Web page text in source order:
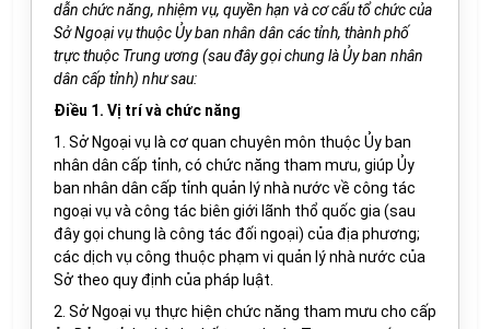
dẫn chức năng, nhiệm vụ, quyền hạn và cơ cấu tổ chức của
Sở Ngoại vụ thuộc Ủy ban nhân dân các tỉnh, thành phố
trực thuộc Trung ương (sau đây gọi chung là Ủy ban nhân
dân cấp tỉnh) như sau:
Điều 1. Vị trí và chức năng
1. Sở Ngoại vụ là cơ quan chuyên môn thuộc Ủy ban
nhân dân cấp tỉnh, có chức năng tham mưu, giúp Ủy
ban nhân dân cấp tỉnh quản lý nhà nước về công tác
ngoại vụ và công tác biên giới lãnh thổ quốc gia (sau
đây gọi chung là công tác đối ngoại) của địa phương;
các dịch vụ công thuộc phạm vi quản lý nhà nước của
Sở theo quy định của pháp luật.
2. Sở Ngoại vụ thực hiện chức năng tham mưu cho cấp